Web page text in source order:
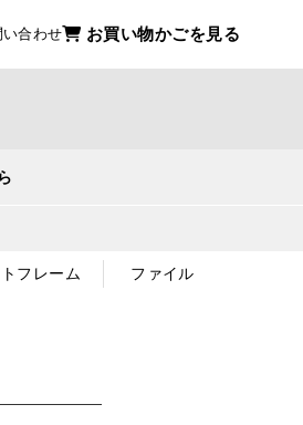
い合わせ お買い物かごを見る
フレーム ファイル